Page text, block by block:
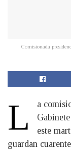
Comisionada
L
​a
este
guardan